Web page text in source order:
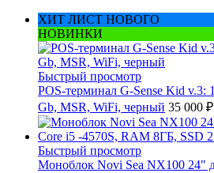
ХИТ ЛИСТ НОВОГО
НОВИНКИ
Быстрый просмотр
POS-терминал G-Sense Kid v.3:
Gb, MSR, WiFi, черный 35 000 ₽
Быстрый просмотр
Моноблок Novi Sea NX100 24"